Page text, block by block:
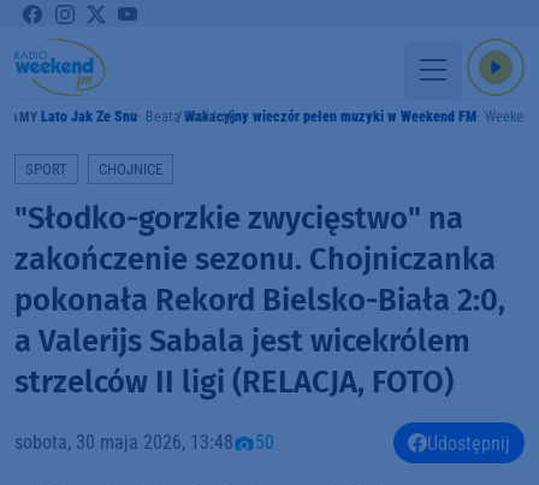
Lato Jak Ze Snu Beata Kozidrak
Wakacyjny wieczór pełen muzyki w Weekend FM
SPORT CHOJNICE
"Słodko-gorzkie zwycięstwo" na
zakończenie sezonu. Chojniczanka
pokonała Rekord Bielsko-Biała 2:0,
a Valerijs Sabala jest wicekrólem
strzelców II ligi (RELACJA, FOTO)
sobota, 30 maja 2026, 13:48 50 Udostępnij